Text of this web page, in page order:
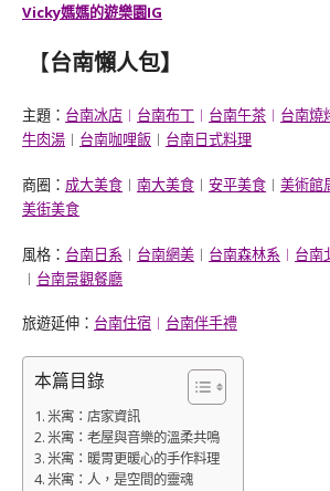
Vicky媽媽的遊樂園IG
【台南懶人包】
主題： 台南冰店 ︱ 台南布丁 ︱ 台南午茶 ︱ 台南燒
牛肉湯 ︱ 台南咖哩飯 ︱ 台南日式料理
商圈： 成大美食 ︱ 南大美食 ︱ 安平美食 ︱ 美術館
美街美食
風格： 台南日系 ︱ 台南網美 ︱ 台南森林系 ︱ 台南
︱ 台南景觀餐廳
旅遊延伸： 台南住宿 ︱ 台南伴手禮
本篇目錄
米寓：店家資訊
米寓：老屋與音樂的溫柔共鳴
米寓：暖胃更暖心的手作料理
米寓：人，是空間的靈魂